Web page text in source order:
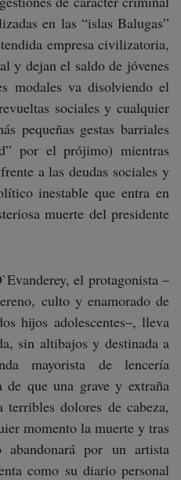
en las “islas Balugas”
empresa civilizatoria,
y dejan el saldo de jóvenes
modales va disolviendo el
sociales y cualquier
pequeñas gestas barriales
por el prójimo) mientras
a las deudas sociales y
inestable que entra en
muerte del presidente
el protagonista –
culto y enamorado de
hijos adolescentes–, lleva
sin altibajos y destinada a
mayorista de lencería
de que una grave y extraña
terribles dolores de cabeza,
momento la muerte y tras
por un artista
como su diario personal